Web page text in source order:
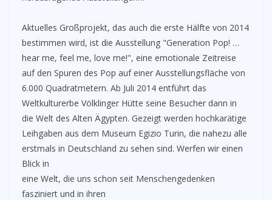
­Aktuelles Großprojekt, das auch die erste Hälfte von 2014
bestimmen wird, ist die Ausstellung "Generation Pop! …
hear me, feel me, love me!", eine emotionale Zeitreise
auf den Spuren des Pop auf einer Ausstellungsfläche von
6.000 Quadratmetern. Ab Juli 2014 entführt das
Weltkulturerbe Völklinger Hütte seine Besucher dann in
die Welt des Alten Ägypten. Gezeigt werden hochkarätige
Leihgaben aus dem Museum Egizio Turin, die nahezu alle
erstmals in Deutschland zu sehen sind. Werfen wir einen
Blick in
eine Welt, die uns schon seit Menschengedenken
fasziniert und in ihren